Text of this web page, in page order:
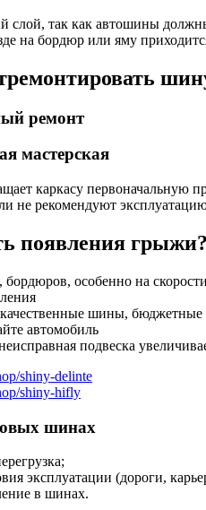
слой, так как автошины
на бордюр или яму
ремонт
мастерская
каркасу первоначальную
не рекомендуют
появления грыжи?
бордюров, особенно на
шины,
автомобиль
подвеска
shiny-delinte
shiny-hifly
шинах
эксплуатации (дороги,
в шинах.